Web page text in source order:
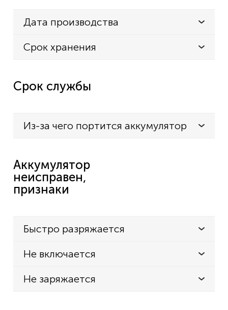
Дата производства
Срок хранения
Срок службы
Из-за чего портится аккумулятор
Аккумулятор
неисправен,
признаки
Быстро разряжается
Не включается
Не заряжается